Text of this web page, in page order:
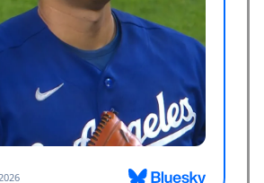
が違う」冨安健洋、パレス移籍当日にデ
続ブロックも披露で現地サポが気づく..
杯で優勝するんだ」日本代表、W杯ポッ
!?2030大会で出場枠「64」なら追い風
もポット1争いに熱視線！【海外の反